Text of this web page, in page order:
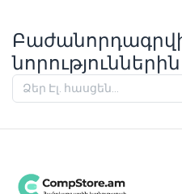
նորություններին